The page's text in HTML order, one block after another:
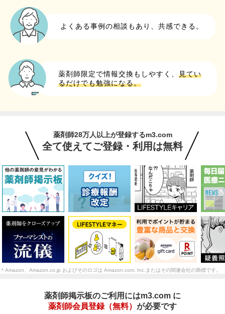
よくある事例の相談もあり、共感できる。
薬剤師限定で情報交換もしやすく、 見てい
るだけでも勉強になる。
薬剤師28万人以上が登録するm3.com
全て使えてご登録・利用は無料
＊Amazon、Amazon.co.jp およびそのロゴは Amazon.com, Inc.またはその関連会社の商標です。
薬剤師掲示板のご利用にはm3.com に
薬剤師会員登録（無料） が必要です